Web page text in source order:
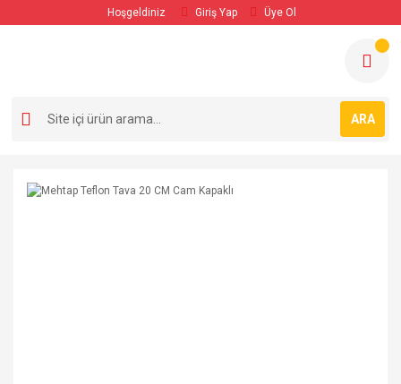
Hoşgeldiniz Giriş Yap Üye Ol
ARA